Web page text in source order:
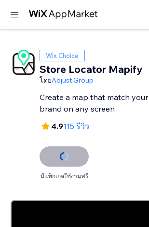
Wix Choice
Store Locator Mapify
โดยAdjust Group
Create a map that match your
brand on any screen
4.9115 รีวิว
มีแพ็กเกจใช้งานฟรี